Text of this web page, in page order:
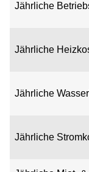
Jährliche
Jährliche
Jährliche
Jährliche